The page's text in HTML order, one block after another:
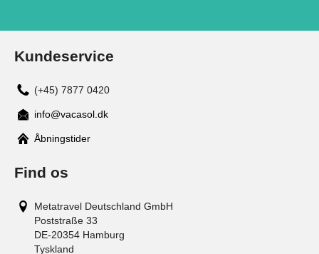
Kundeservice
(+45) 7877 0420
info@vacasol.dk
Åbningstider
Find os
Metatravel Deutschland GmbH
Poststraße 33
DE-20354 Hamburg
Tyskland